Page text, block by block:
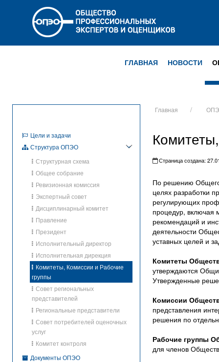
ГЛАВНАЯ НОВОСТИ
Главная
Страница создана:
По решению Общего
целях разработки
регулирующих
процедур, включая
рекомендаций и
деятельности
уставных целей и
Комитеты
утверждаются
Утвержденные
Комиссии
представления
решения по
Рабочие группы
для членов
Цели и задачи
Структура ОПЭО
Структурная схема
Общее собрание
Ревизионная комиссия
Экспертный совет
Дисциплинарный комитет
Правление
Президент
Исполнительный директор
Исполнительная дирекция
Комитеты, Комиссии и Рабочие
группы
Совет региональных
представителей
Региональные представители
Совет потребителей оценочных
услуг
Комитет контроля
Документы ОПЭО